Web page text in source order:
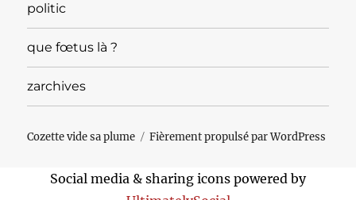
politic
que fœtus là ?
zarchives
Cozette vide sa plume Fièrement propulsé par WordPress
Social media & sharing icons powered by